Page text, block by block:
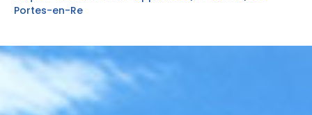
Portes-en-Re